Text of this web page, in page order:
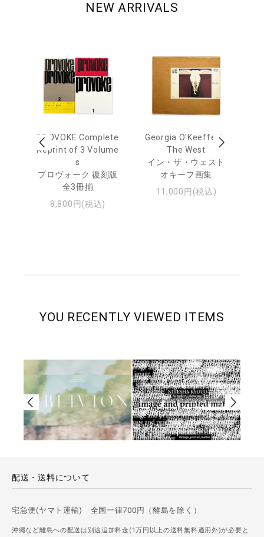
NEW ARRIVALS
PROVOKE Complete
Reprint of 3 Volume
s
プロヴォーク 復刻版
全3冊揃
8,800円(税込)
Georgia O'Keeffe: In
The West
イン・ザ・ウェスト
オキーフ画集
11,000円(税込)
YOU RECENTLY VIEWED ITEMS
配送・送料について
宅急便(ヤマト運輸) 全国一律700円（離島を除く）
沖縄など離島への配送は別途追加料金(1万円以上の送料無料適用外)が必要と